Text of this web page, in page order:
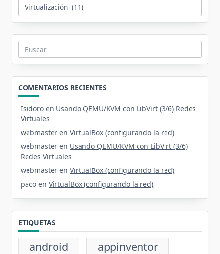
Categorías
Buscar:
COMENTARIOS RECIENTES
Isidoro en Usando QEMU/KVM con LibVirt (3/6) Redes
Virtuales
webmaster enVirtualBox (configurando la red)
webmaster en Usando QEMU/KVM con LibVirt (3/6)
Redes Virtuales
webmaster enVirtualBox (configurando la red)
paco enVirtualBox (configurando la red)
ETIQUETAS
android appinventor